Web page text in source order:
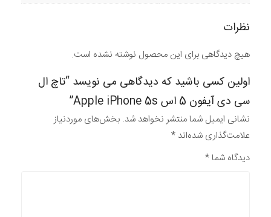
نظرات
هیچ دیدگاهی برای این محصول نوشته نشده است.
اولین کسی باشید که دیدگاهی می نویسد “تاچ ال
سی دی آیفون 5 اس Apple iPhone 5s”
نشانی ایمیل شما منتشر نخواهد شد. بخش‌های موردنیاز
علامت‌گذاری شده‌اند *
دیدگاه شما*